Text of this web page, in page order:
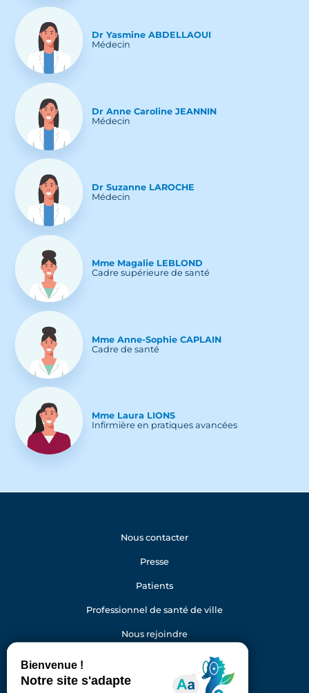
Dr Yasmine ABDELLAOUI
Médecin
Dr Anne Caroline JEANNIN
Médecin
Dr Suzanne LAROCHE
Médecin
Mme Magalie LEBLOND
Cadre supérieure de santé
Mme Anne-Sophie CAPLAIN
Cadre de santé
Mme Laura LIONS
Infirmière en pratiques avancées
Nous contacter
Presse
Patients
Professionnel de santé de ville
Nous rejoindre